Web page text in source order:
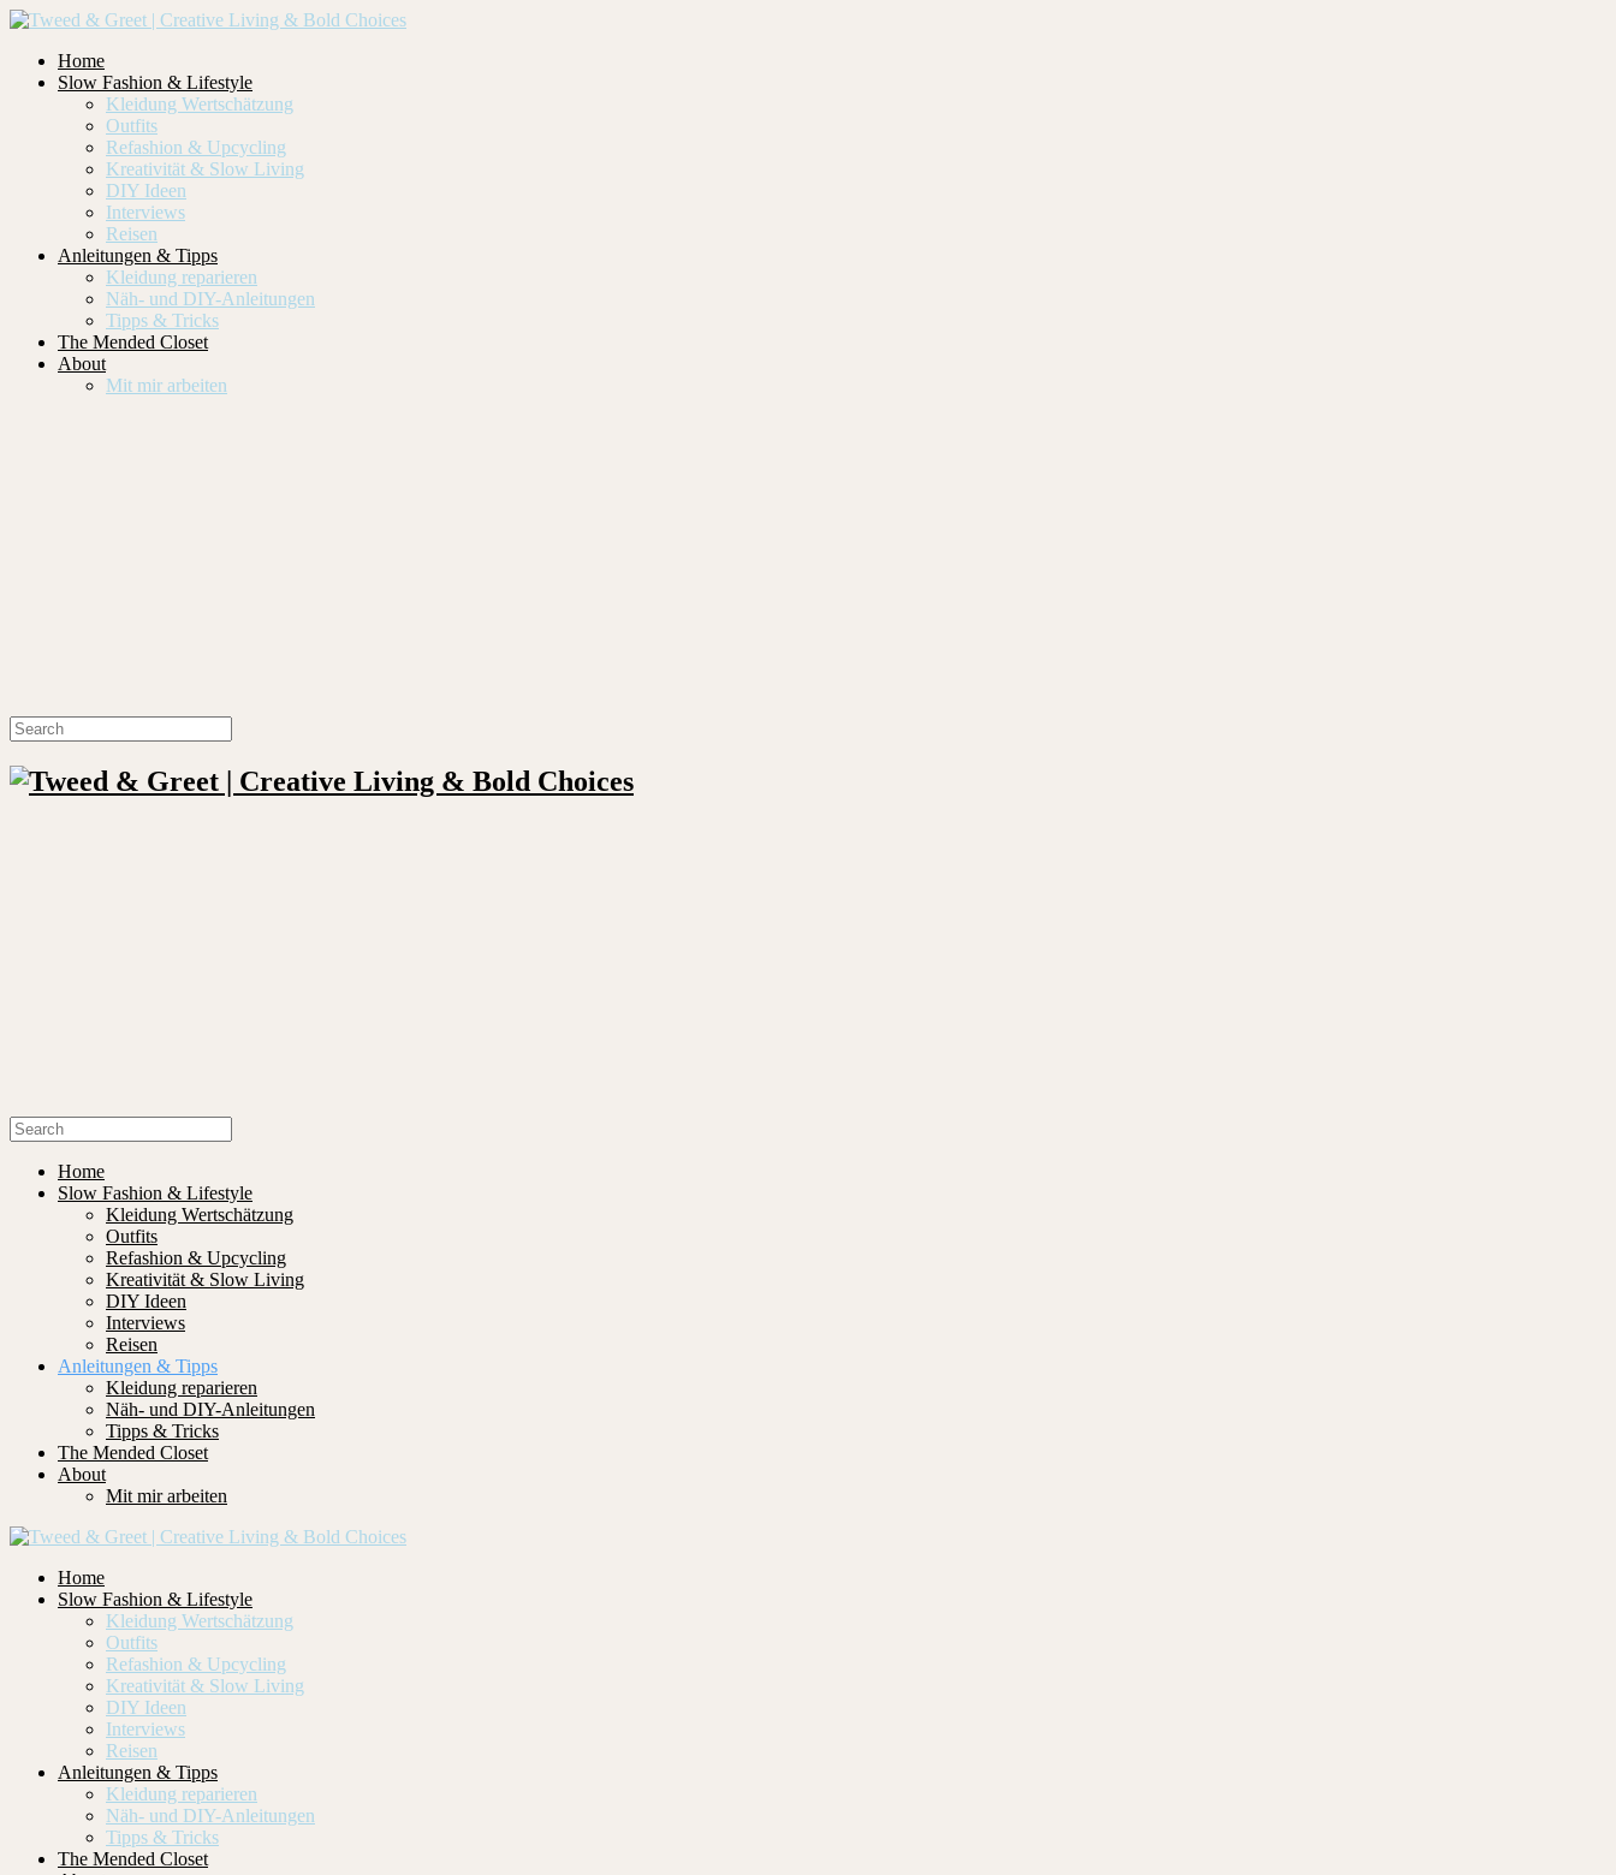
Home
Slow Fashion & Lifestyle
Kleidung Wertschätzung
Outfits
Refashion & Upcycling
Kreativität & Slow Living
DIY Ideen
Interviews
Reisen
Anleitungen & Tipps
Kleidung reparieren
Näh- und DIY-Anleitungen
Tipps & Tricks
The Mended Closet
About
Mit mir arbeiten
Home
Slow Fashion & Lifestyle
Kleidung Wertschätzung
Outfits
Refashion & Upcycling
Kreativität & Slow Living
DIY Ideen
Interviews
Reisen
Anleitungen & Tipps
Kleidung reparieren
Näh- und DIY-Anleitungen
Tipps & Tricks
The Mended Closet
About
Mit mir arbeiten
Home
Slow Fashion & Lifestyle
Kleidung Wertschätzung
Outfits
Refashion & Upcycling
Kreativität & Slow Living
DIY Ideen
Interviews
Reisen
Anleitungen & Tipps
Kleidung reparieren
Näh- und DIY-Anleitungen
Tipps & Tricks
The Mended Closet